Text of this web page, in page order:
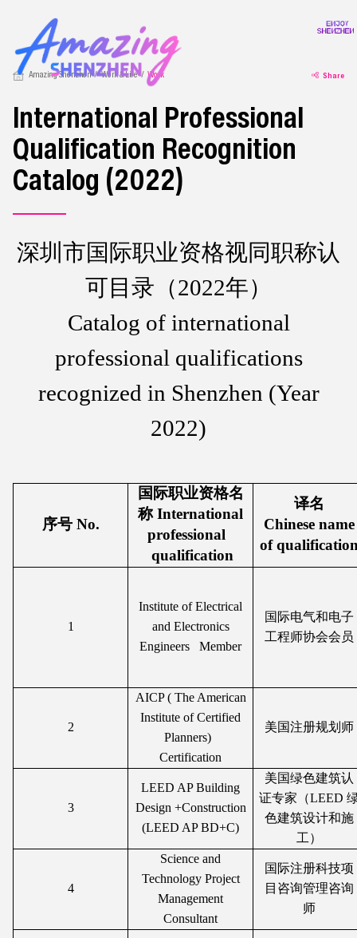
Amazing Shenzhen Work & Life Work Share
International Professional
Qualification Recognition
Catalog (2022)
深圳市国际职业资格视同职称认
可目录（2022年）
Catalog of international
professional qualifications
recognized in Shenzhen (Year
2022)
序号 No.
国际职业资格名
称 International
professional
qualification
译名
Chinese name
of
1
Institute of Electrical
and Electronics
Engineers Member
国际电气和电子
工程师协会会员
2
AICP ( The American
Institute of Certified
Planners)
Certification
美国注册规划师
3
LEED AP Building
Design +Construction
(LEED AP BD+C)
美国绿色建筑认
证专家（LEED
色建筑设计和施
工）
4
Science and
Technology Project
Management
Consultant
国际注册科技项
目咨询管理咨询
师